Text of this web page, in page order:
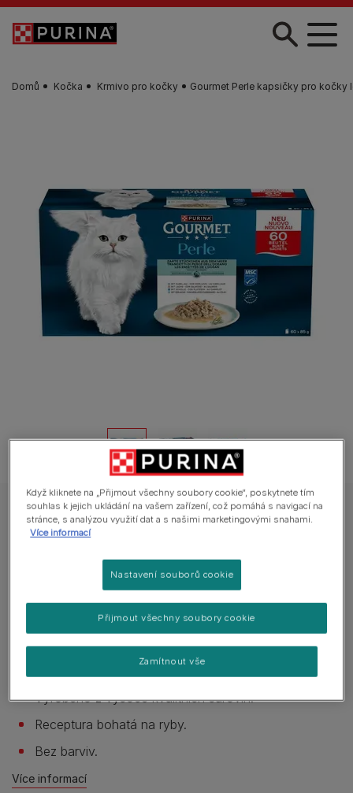
Skip to main content
Domů Kočka Krmivo pro kočky Gourmet Perle kapsičky pro kočky
Gourmet Perle kapsičky pro kočky losos, treska, platýs, treska tmavá
Gourmet Perle kapsičky pro kočky losos,
treska, platýs, treska tmavá
0 hodnocení
Dostupné velikosti balení: 60x85 g
Vyrobeno z vysoce kvalitních surovin.
Receptura bohatá na ryby.
Bez barviv.
Více informací
Když kliknete na „Přijmout všechny soubory cookie“, poskytnete tím
souhlas k jejich ukládání na vašem zařízení, což pomáhá s navigací na
stránce, s analýzou využití dat a s našimi marketingovými snahami.
Více informací
Nastavení souborů cookie
Zamítnout vše
Přijmout všechny soubory cookie